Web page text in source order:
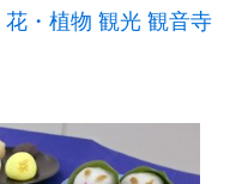
花・植物 観光 観音寺